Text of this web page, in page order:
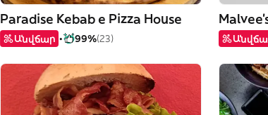
Paradise Kebab e Pizza House
Անվճար 99%(23)